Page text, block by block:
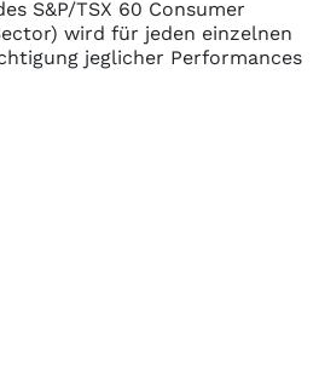
S&P/TSX 60 Consumer
wird für jeden einzelnen
jeglicher Performances